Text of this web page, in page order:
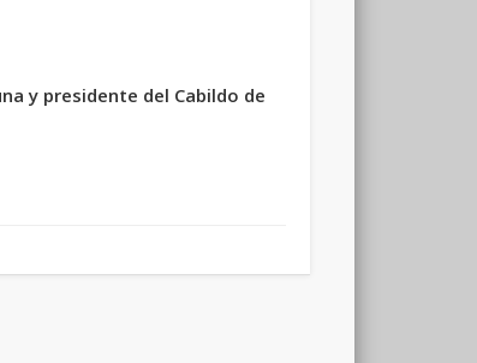
y presidente del Cabildo de